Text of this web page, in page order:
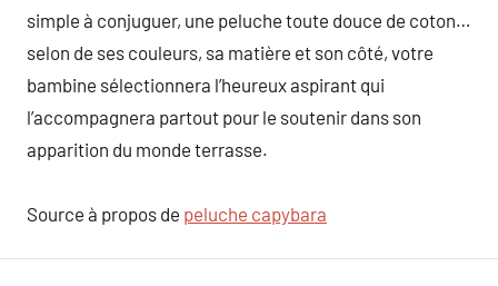
simple à conjuguer, une peluche toute douce de coton…
selon de ses couleurs, sa matière et son côté, votre
bambine sélectionnera l’heureux aspirant qui
l’accompagnera partout pour le soutenir dans son
apparition du monde terrasse.
Source à propos de peluche capybara